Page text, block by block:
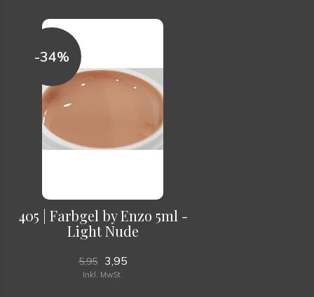
-34%
405 | Farbgel by Enzo 5ml -
Light Nude
5,95 3,95
Inkl. MwSt.